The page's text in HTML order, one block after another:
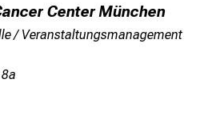
Center München
/ Veranstaltungsmanagement